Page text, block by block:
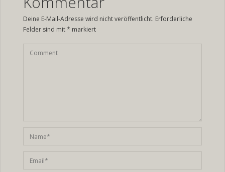
Deine E-Mail-Adresse wird nicht veröffentlicht. Erforderliche
Felder sind mit* markiert